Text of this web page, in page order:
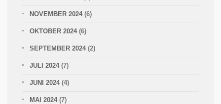
NOVEMBER 2024 (6)
OKTOBER 2024 (6)
SEPTEMBER 2024 (2)
JULI 2024 (7)
JUNI 2024 (4)
MAI 2024 (7)